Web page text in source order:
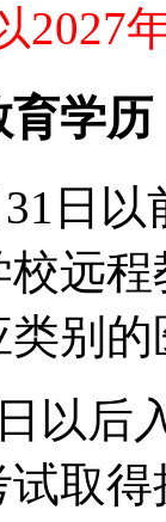
2027
学历
日以
远
别
后
取